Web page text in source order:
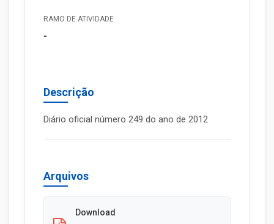
RAMO DE ATIVIDADE
-
Descrição
Diário oficial número 249 do ano de 2012
Arquivos
Download